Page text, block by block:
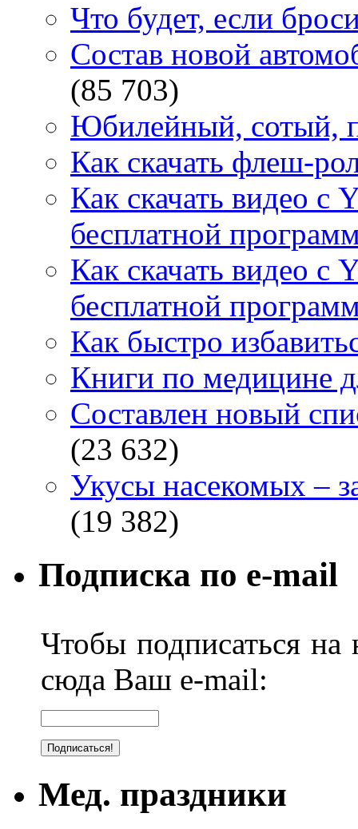
Что будет, если
Состав новой
(85 703)
Юбилейный, сотый,
Как скачать флеш-
Как скачать видео с
бесплатной
Как скачать видео с
бесплатной
Как быстро
Книги по медицине
Составлен новый
(23 632)
Укусы насекомых –
(19 382)
Подписка по e-mail
Чтобы подписаться на
сюда Ваш e-mail:
Мед. праздники